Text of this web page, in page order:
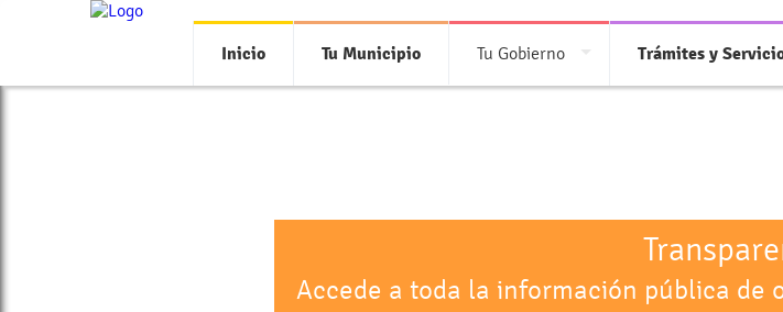
Inicio Tu Municipio Tu Gobierno Trámites y
Accede a toda la información pública